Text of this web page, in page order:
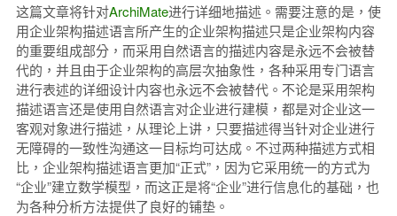
这篇文章将针对ArchiMate进行详细地描述。需要注意的是，使
用企业架构描述语言所产生的企业架构描述只是企业架构内容
的重要组成部分，而采用自然语言的描述内容是永远不会被替
代的，并且由于企业架构的高层次抽象性，各种采用专门语言
进行表述的详细设计内容也永远不会被替代。不论是采用架构
描述语言还是使用自然语言对企业进行建模，都是对企业这一
客观对象进行描述，从理论上讲，只要描述得当针对企业进行
无障碍的一致性沟通这一目标均可达成。不过两种描述方式相
比，企业架构描述语言更加“正式”，因为它采用统一的方式为
“企业”建立数学模型，而这正是将“企业”进行信息化的基础，也
为各种分析方法提供了良好的铺垫。